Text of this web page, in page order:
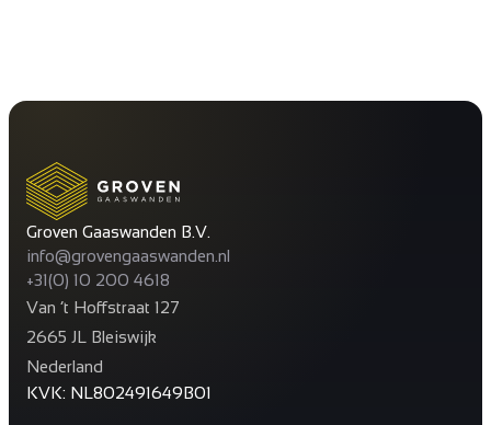
Groven Gaaswanden B.V.
info@grovengaaswanden.nl
+31(0) 10 200 4618
Van ’t Hoffstraat 127
2665 JL Bleiswijk
Nederland
KVK: NL802491649B01